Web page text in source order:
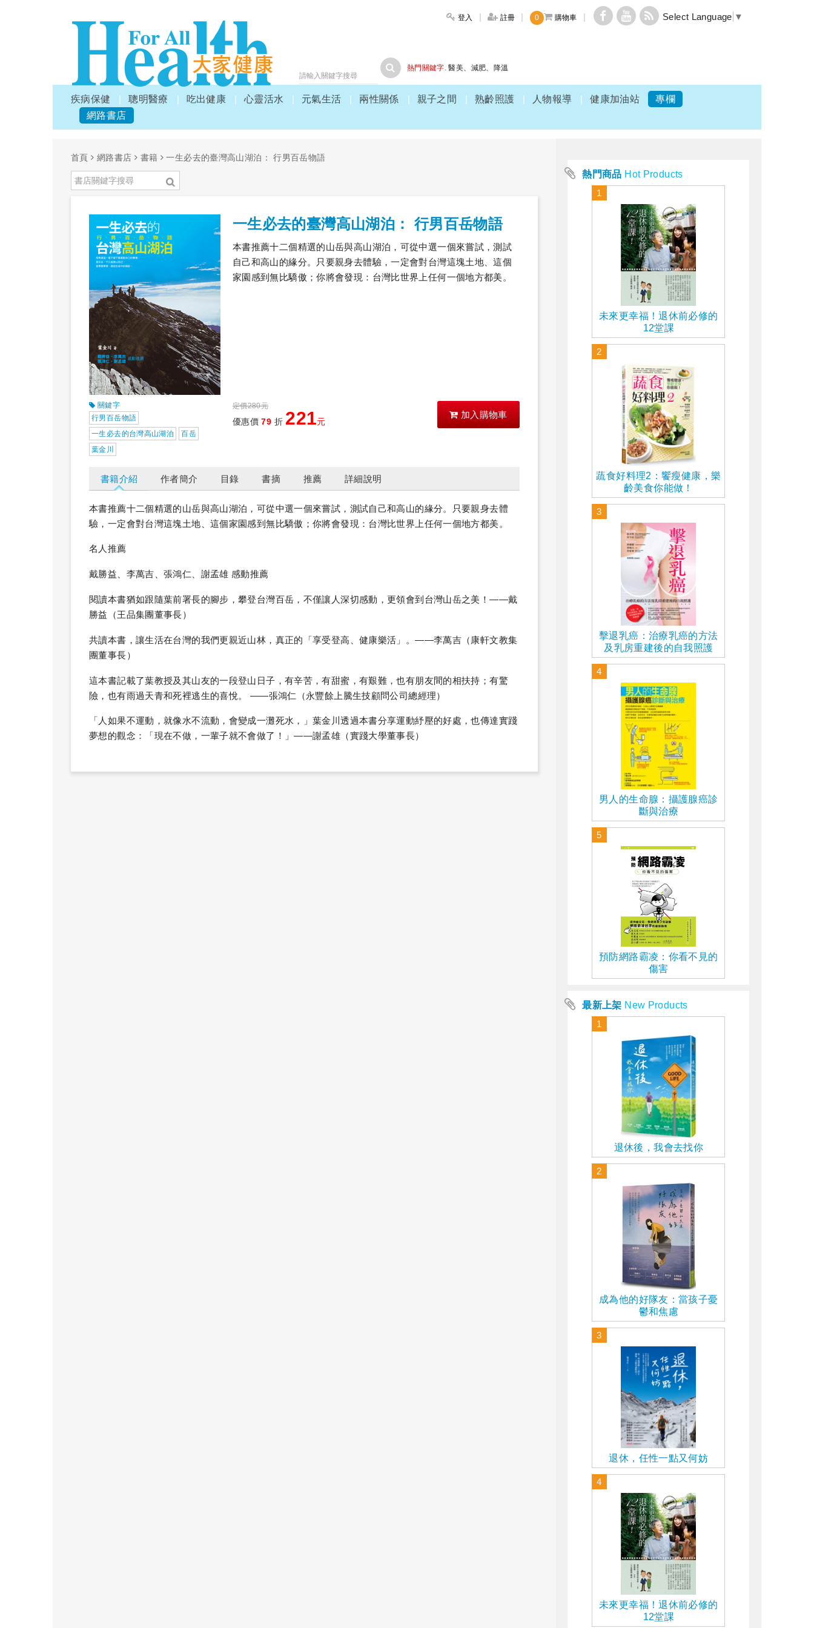
登入 註冊 0 購物車 Select Language ▼
熱門關鍵字. 醫美、 減肥、 降溫
疾病保健 聰明醫療 吃出健康 心靈活水 元氣生活 兩性關係 親子之間 熟齡照護 人物報導 健康加油站
專欄
網路書店
首頁 網路書店 書籍 一生必去的臺灣高山湖泊： 行男百岳物語
關鍵字
行男百岳物語
一生必去的台灣高山湖泊
百岳
葉金川
一生必去的臺灣高山湖泊： 行男百岳物語
本書推薦十二個精選的山岳與高山湖泊，可從中選一個來嘗試，測試
自己和高山的緣分。只要親身去體驗，一定會對台灣這塊土地、這個
家園感到無比驕傲；你將會發現：台灣比世界上任何一個地方都美。
定價280元
優惠價79 折 221元
加入購物車
書籍介紹 作者簡介 目錄 書摘 推薦 詳細說明
本書推薦十二個精選的山岳與高山湖泊，可從中選一個來嘗試，測試自己和高山的緣分。只要親身去體
驗，一定會對台灣這塊土地、這個家園感到無比驕傲；你將會發現：台灣比世界上任何一個地方都美。
名人推薦
戴勝益、李萬吉、張鴻仁、謝孟雄 感動推薦
閱讀本書猶如跟隨葉前署長的腳步，攀登台灣百岳，不僅讓人深切感動，更領會到台灣山岳之美！——戴
勝益（王品集團董事長）
共讀本書，讓生活在台灣的我們更親近山林，真正的「享受登高、健康樂活」。——李萬吉（康軒文教集
團董事長）
這本書記載了葉教授及其山友的一段登山日子，有辛苦，有甜蜜，有艱難，也有朋友間的相扶持；有驚
險，也有雨過天青和死裡逃生的喜悅。 ——張鴻仁（永豐餘上騰生技顧問公司總經理）
「人如果不運動，就像水不流動，會變成一灘死水，」葉金川透過本書分享運動紓壓的好處，也傳達實踐
夢想的觀念：「現在不做，一輩子就不會做了！」——謝孟雄（實踐大學董事長）
熱門商品 Hot Products
1
未來更幸福！退休前必修的
12堂課
2
蔬食好料理2：饗瘦健康，樂
齡美食你能做！
3
擊退乳癌：治療乳癌的方法
及乳房重建後的自我照護
4
男人的生命腺：攝護腺癌診
斷與治療
5
預防網路霸凌：你看不見的
傷害
最新上架 New Products
1
退休後，我會去找你
2
成為他的好隊友：當孩子憂
鬱和焦慮
3
退休，任性一點又何妨
4
未來更幸福！退休前必修的
12堂課